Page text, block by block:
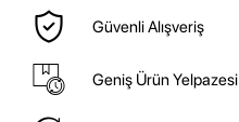
Güvenli Alışveriş
Geniş Ürün Yelpazesi